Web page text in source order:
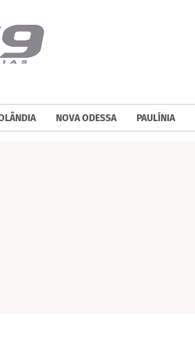
NOVA ODESSA PAULÍNIA